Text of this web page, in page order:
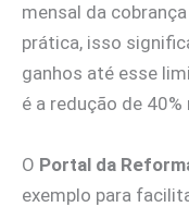
mensal da
prática, isso
ganhos até esse
é a redução de 40%
O Portal da
exemplo para